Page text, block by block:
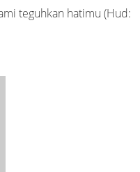
teguhkan hatimu (Hud: